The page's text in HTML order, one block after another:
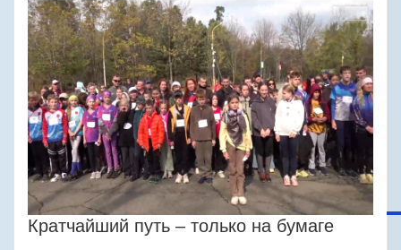
Кратчайший путь – только на бумаге